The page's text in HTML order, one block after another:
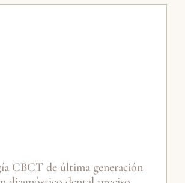
CBCT de última generación